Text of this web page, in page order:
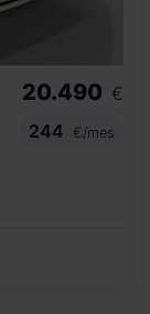
20.490 €
244
€/mes